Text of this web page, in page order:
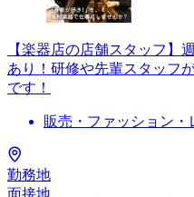
【楽器店の店舗スタッフ】
あり！研修や先輩スタッフ
です！
販売・ファッション・
勤務地
面接地